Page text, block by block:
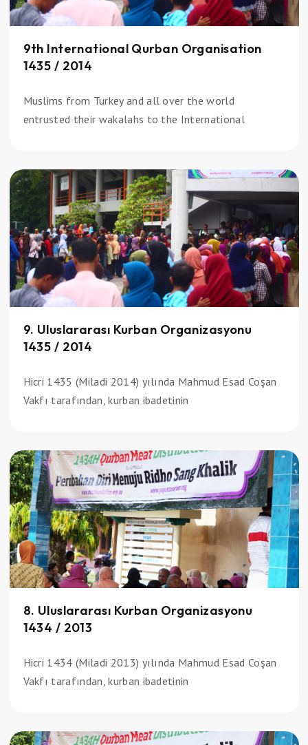
9th International Qurban Organisation
1435 / 2014
Muslims from Turkey and all over the world
entrusted their wakalahs to the International
9. Uluslararası Kurban Organizasyonu
1435 / 2014
Hicri 1435 (Miladi 2014) yılında Mahmud Esad Coşan
Vakfı tarafından, kurban ibadetinin
8. Uluslararası Kurban Organizasyonu
1434 / 2013
Hicri 1434 (Miladi 2013) yılında Mahmud Esad Coşan
Vakfı tarafından, kurban ibadetinin